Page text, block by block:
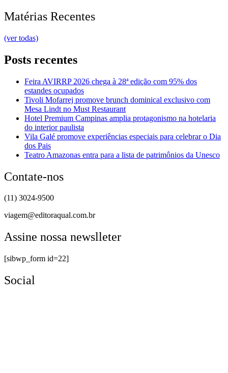
Matérias Recentes
(ver todas)
Posts recentes
Feira AVIRRP 2026 chega à 28ª edição com 95% dos
estandes ocupados
Tivoli Mofarrej promove brunch dominical exclusivo com
Mesa Lindt no Must Restaurant
Hotel Premium Campinas amplia protagonismo na hotelaria
do interior paulista
Vila Galé promove experiências especiais para celebrar o Dia
dos Pais
Teatro Amazonas entra para a lista de patrimônios da Unesco
Contate-nos
(11) 3024-9500
viagem@editoraqual.com.br
Assine nossa newslleter
[sibwp_form id=22]
Social